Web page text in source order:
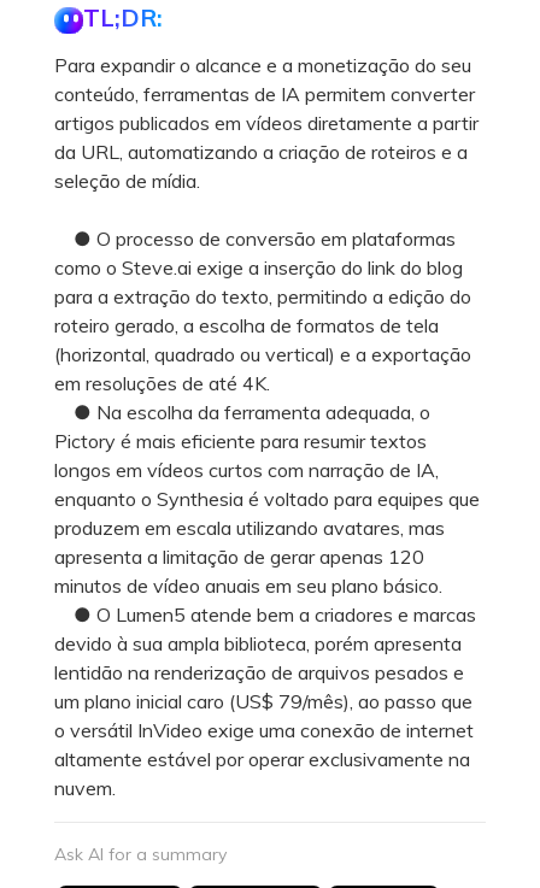
TL;DR:
Para expandir o alcance e a monetização do seu
conteúdo, ferramentas de IA permitem converter
artigos publicados em vídeos diretamente a partir
da URL, automatizando a criação de roteiros e a
seleção de mídia.
● O processo de conversão em plataformas
como o Steve.ai exige a inserção do link do blog
para a extração do texto, permitindo a edição do
roteiro gerado, a escolha de formatos de tela
(horizontal, quadrado ou vertical) e a exportação
em resoluções de até 4K.
● Na escolha da ferramenta adequada, o
Pictory é mais eficiente para resumir textos
longos em vídeos curtos com narração de IA,
enquanto o Synthesia é voltado para equipes que
produzem em escala utilizando avatares, mas
apresenta a limitação de gerar apenas 120
minutos de vídeo anuais em seu plano básico.
● O Lumen5 atende bem a criadores e marcas
devido à sua ampla biblioteca, porém apresenta
lentidão na renderização de arquivos pesados e
um plano inicial caro (US$ 79/mês), ao passo que
o versátil InVideo exige uma conexão de internet
altamente estável por operar exclusivamente na
nuvem.
Ask AI for a summary